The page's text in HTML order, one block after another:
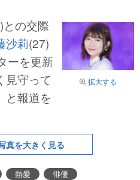
拡大する
との交際
沙莉(27)
ーを更新
見守って
と報道を
真を大きく見る
熱愛 俳優